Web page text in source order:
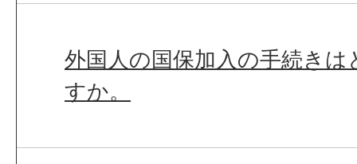
外国人の国保加入の手続き
すか。